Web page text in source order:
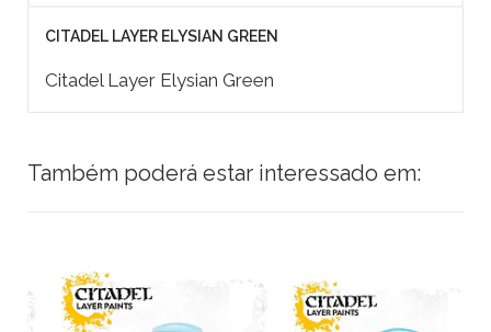
CITADEL LAYER ELYSIAN GREEN
Citadel Layer Elysian Green
Também poderá estar interessado em: